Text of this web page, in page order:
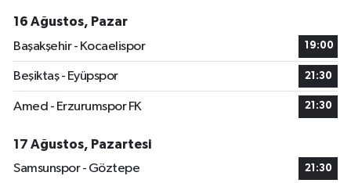
16 Ağustos, Pazar
Başakşehir - Kocaelispor
19:00
Beşiktaş - Eyüpspor 21:30
Amed - Erzurumspor FK 21:30
17 Ağustos, Pazartesi
Samsunspor - Göztepe
21:30